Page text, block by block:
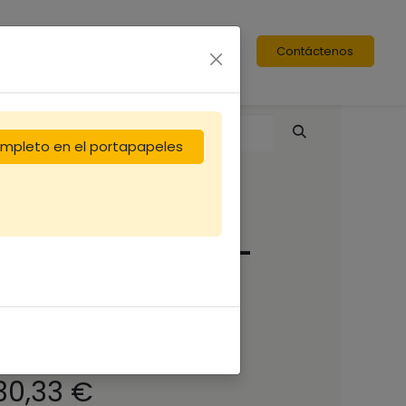
Contáctenos
Carton Candi Api-
(copie)
€
en el portapapeles